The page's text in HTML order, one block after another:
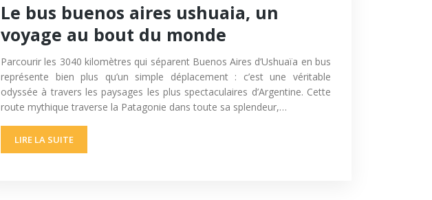
Le bus buenos aires ushuaia, un
voyage au bout du monde
Parcourir les 3040 kilomètres qui séparent Buenos Aires d’Ushuaïa en bus
représente bien plus qu’un simple déplacement : c’est une véritable
odyssée à travers les paysages les plus spectaculaires d’Argentine. Cette
route mythique traverse la Patagonie dans toute sa splendeur,…
LIRE LA SUITE